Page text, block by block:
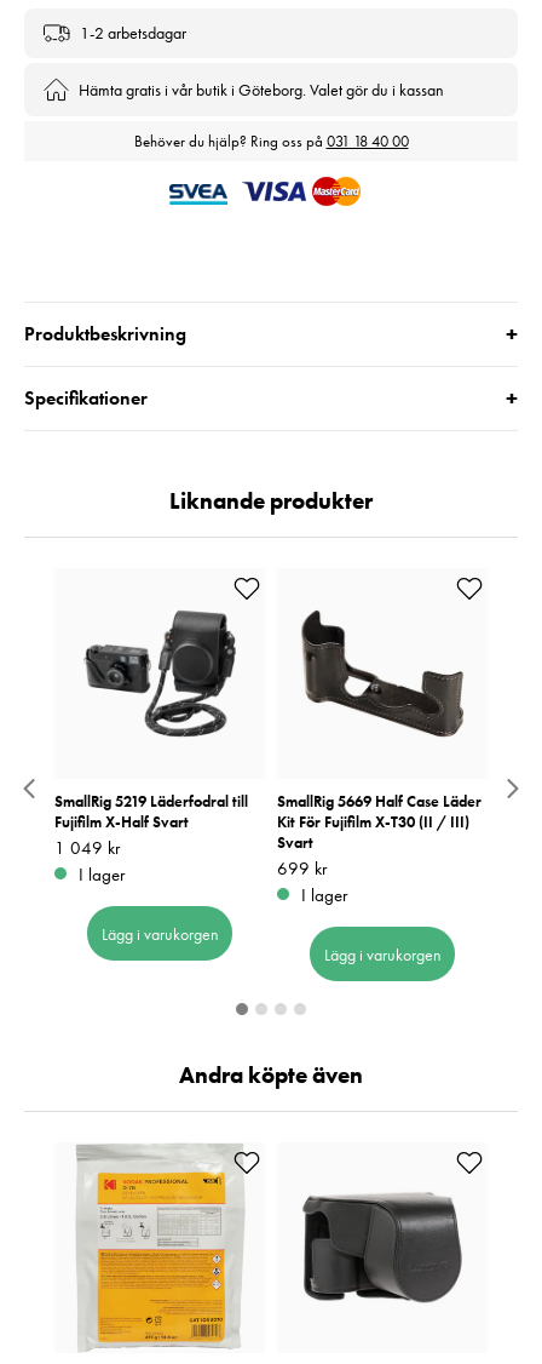
1-2 arbetsdagar
Hämta gratis i vår butik i Göteborg. Valet gör du i kassan
Behöver du hjälp? Ring oss på 031 18 40 00
Produktbeskrivning +
Specifikationer +
Liknande produkter
för
SmallRig 5219 Läderfodral till
Fujifilm X-Half Svart
Pris:1 049 kr
1 049 kr
I lager
Lägg i varukorgen
SmallRig 5669 Half Case Läder
Kit För Fujifilm X-T30 (II / III)
Svart
Pris: 699 kr
699 kr
I lager
Lägg i varukorgen
Andra köpte även